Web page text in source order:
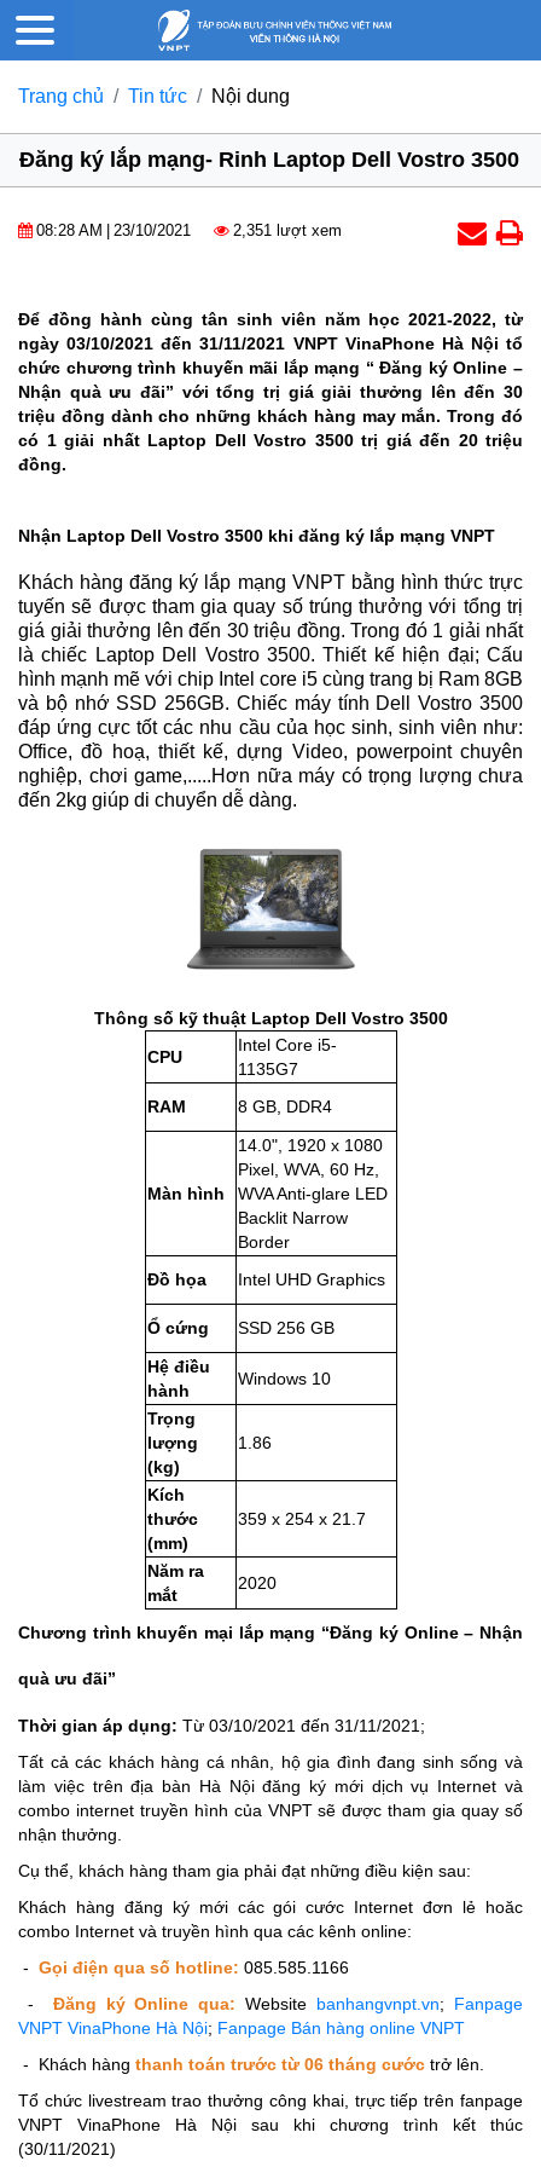
Trang chủ Tin tức Nội dung
Đăng ký lắp mạng- Rinh Laptop Dell Vostro 3500
08:28 AM 23/10/2021 2,351 lượt xem
Để đồng hành cùng tân sinh viên năm học 2021-2022, từ
ngày 03/10/2021 đến 31/11/2021 VNPT VinaPhone Hà Nội tổ
chức chương trình khuyến mãi lắp mạng “ Đăng ký Online –
Nhận quà ưu đãi” với tổng trị giá giải thưởng lên đến 30
triệu đồng dành cho những khách hàng may mắn. Trong đó
có 1 giải nhất Laptop Dell Vostro 3500 trị giá đến 20 triệu
đồng.
Nhận Laptop Dell Vostro 3500 khi đăng ký lắp mạng VNPT
Khách hàng đăng ký lắp mạng VNPT bằng hình thức trực
tuyến sẽ được tham gia quay số trúng thưởng với tổng trị
giá giải thưởng lên đến 30 triệu đồng. Trong đó 1 giải nhất
là chiếc Laptop Dell Vostro 3500. Thiết kế hiện đại; Cấu
hình mạnh mẽ với chip Intel core i5 cùng trang bị Ram 8GB
và bộ nhớ SSD 256GB. Chiếc máy tính Dell Vostro 3500
đáp ứng cực tốt các nhu cầu của học sinh, sinh viên như:
Office, đồ hoạ, thiết kế, dựng Video, powerpoint chuyên
nghiệp, chơi game,.....Hơn nữa máy có trọng lượng chưa
đến 2kg giúp di chuyển dễ dàng.
Thông số kỹ thuật Laptop Dell Vostro 3500
CPU
Intel Core i5-
1135G7
RAM
8 GB, DDR4
Màn hình
14.0", 1920 x 1080
Pixel, WVA, 60 Hz,
WVA Anti-glare LED
Backlit Narrow
Border
Đồ họa
Intel UHD Graphics
Ổ cứng
SSD 256 GB
Hệ điều
hành
Windows 10
Trọng
lượng
(kg)
1.86
Kích
thước
(mm)
359 x 254 x 21.7
Năm ra
mắt
2020
Chương trình khuyến mại lắp mạng “Đăng ký Online – Nhận
quà ưu đãi”
Thời gian áp dụng: Từ 03/10/2021 đến 31/11/2021;
Tất cả các khách hàng cá nhân, hộ gia đình đang sinh sống và
làm việc trên địa bàn Hà Nội đăng ký mới dịch vụ Internet và
combo internet truyền hình của VNPT sẽ được tham gia quay số
nhận thưởng.
Cụ thể, khách hàng tham gia phải đạt những điều kiện sau:
Khách hàng đăng ký mới các gói cước Internet đơn lẻ hoăc
combo Internet và truyền hình qua các kênh online:
- Gọi điện qua số hotline: 085.585.1166
-
Đăng ký Online qua: Website banhangvnpt.vn; Fanpage
VNPT VinaPhone Hà Nội; Fanpage Bán hàng online VNPT
-
Khách hàng thanh toán trước từ 06 tháng cước trở lên.
Tổ chức livestream trao thưởng công khai, trực tiếp trên fanpage
VNPT VinaPhone Hà Nội sau khi chương trình kết thúc
(30/11/2021)